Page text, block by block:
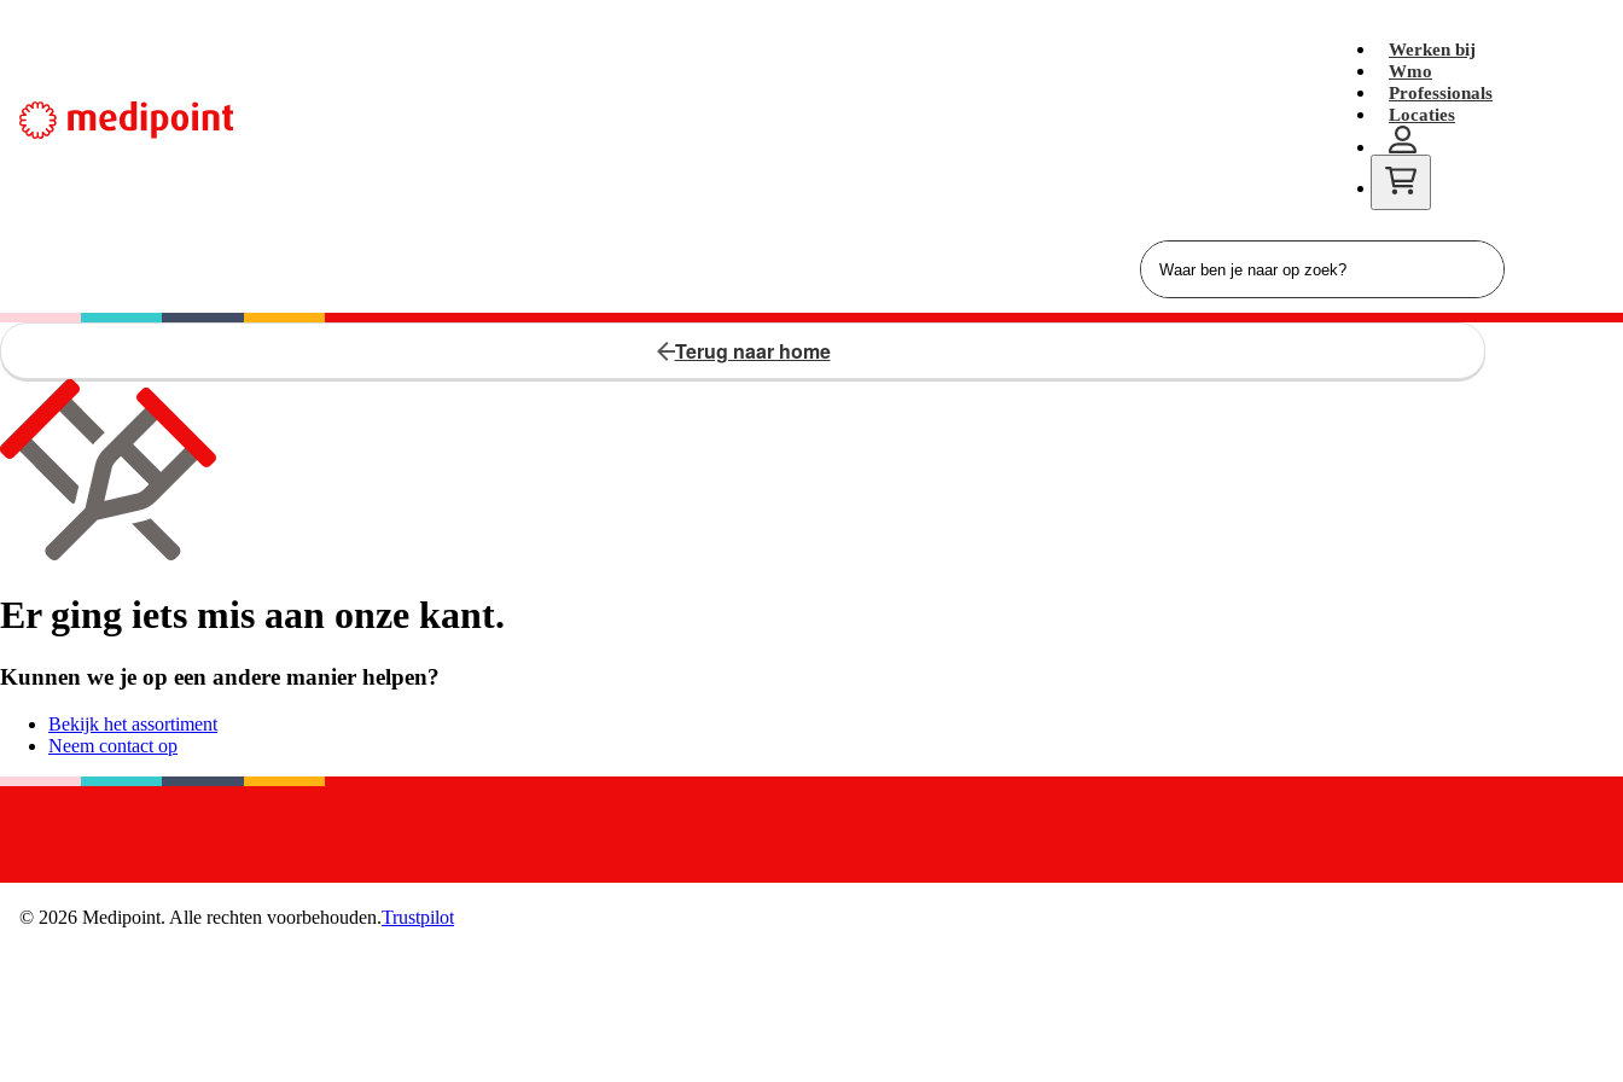
Werken bij
Wmo
Professionals
Locaties
Terug naar home
Er ging iets mis aan onze kant.
Kunnen we je op een andere manier helpen?
Bekijk het assortiment
Neem contact op
© 2026 Medipoint. Alle rechten voorbehouden.Trustpilot